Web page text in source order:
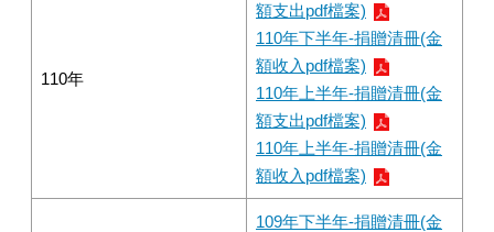
110年
額支出pdf檔案)
110年下半年-捐贈清冊(金
額收入pdf檔案)
110年上半年-捐贈清冊(金
額支出pdf檔案)
110年上半年-捐贈清冊(金
額收入pdf檔案)
109年下半年-捐贈清冊(金